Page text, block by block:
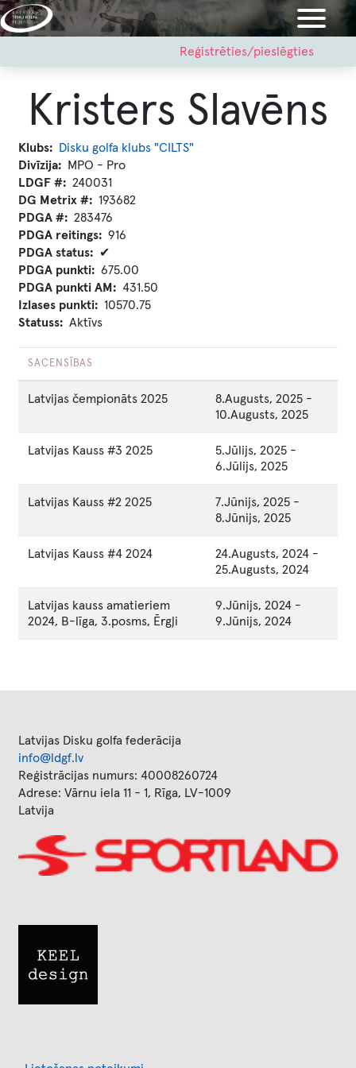
Pārlekt
uz
menu
Reģistrēties/pieslēgties
Kristers Slavēns
Klubs
Disku golfa klubs "CILTS"
Divīzija
MPO - Pro
LDGF #
240031
DG Metrix #
193682
PDGA #
283476
PDGA reitings
916
PDGA status
✔
PDGA punkti
675.00
PDGA punkti AM
431.50
Izlases punkti
10570.75
Statuss
Aktīvs
SACENSĪBAS
Latvijas čempionāts 2025 8.Augusts, 2025 -
10.Augusts, 2025
Latvijas Kauss #3 2025 5.Jūlijs, 2025 -
6.Jūlijs, 2025
Latvijas Kauss #2 2025 7.Jūnijs, 2025 -
8.Jūnijs, 2025
Latvijas Kauss #4 2024 24.Augusts, 2024 -
25.Augusts, 2024
Latvijas kauss amatieriem
2024, B-līga, 3.posms, Ērgļi
9.Jūnijs, 2024 -
9.Jūnijs, 2024
Latvijas Disku golfa federācija
info@ldgf.lv
Reģistrācijas numurs: 40008260724
Adrese: Vārnu iela 11 - 1, Rīga, LV-1009
Latvija
Image